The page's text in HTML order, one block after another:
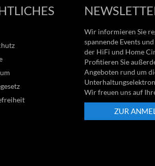
Wir informieren Sie
spannende Events
der HiFi und Home
Profitieren Sie
Angeboten rund um
Wir freuen uns auf
ZUR